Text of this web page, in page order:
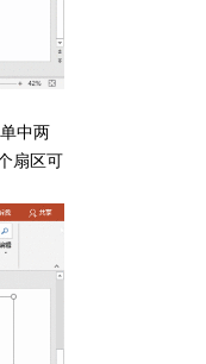
中两
扇区可